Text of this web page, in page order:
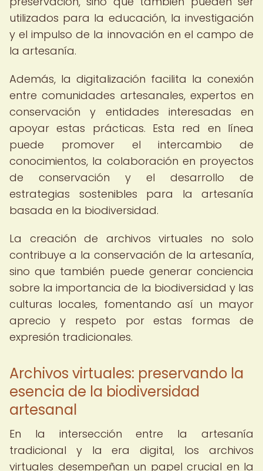
utilizados para la educación, la investigación
y el impulso de la innovación en el campo de
la artesanía.
Además, la digitalización facilita la conexión
entre comunidades artesanales, expertos en
conservación y entidades interesadas en
apoyar estas prácticas. Esta red en línea
puede promover el intercambio de
conocimientos, la colaboración en proyectos
de conservación y el desarrollo de
estrategias sostenibles para la artesanía
basada en la biodiversidad.
La creación de archivos virtuales no solo
contribuye a la conservación de la artesanía,
sino que también puede generar conciencia
sobre la importancia de la biodiversidad y las
culturas locales, fomentando así un mayor
aprecio y respeto por estas formas de
expresión tradicionales.
Archivos virtuales: preservando la
esencia de la biodiversidad
artesanal
En la intersección entre la artesanía
tradicional y la era digital, los archivos
virtuales desempeñan un papel crucial en la